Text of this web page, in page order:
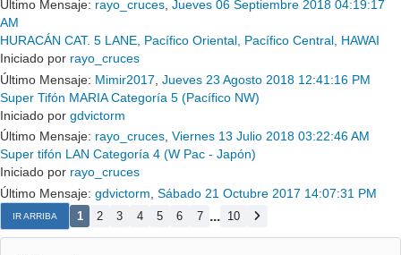
Último Mensaje: rayo_cruces, Jueves 06 Septiembre 2018 04:19:17
AM
HURACÁN CAT. 5 LANE, Pacífico Oriental, Pacífico Central, HAWAI
Iniciado por rayo_cruces
Último Mensaje: Mimir2017 Jueves 23 Agosto 2018 12:41:16 PM
Super Tifón MARIA Categoría 5 (Pacífico NW)
Iniciado por gdvictorm
Último Mensaje: rayo_cruces, Viernes 13 Julio 2018 03:22:46 AM
Super tifón LAN Categoría 4 (W Pac - Japón)
Iniciado por rayo_cruces
Último Mensaje: gdvictorm Sábado 21 Octubre 2017 14:07:31 PM
IR ARRIBA 1 2 3 4 5 6 7 ... 10